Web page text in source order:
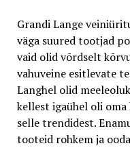
Grandi Lange
väga suured tootjad
vaid olid võrdselt
vahuveine esitlevate
Langhel olid
kellest igaühel oli
selle trendidest.
tooteid rohkem ja